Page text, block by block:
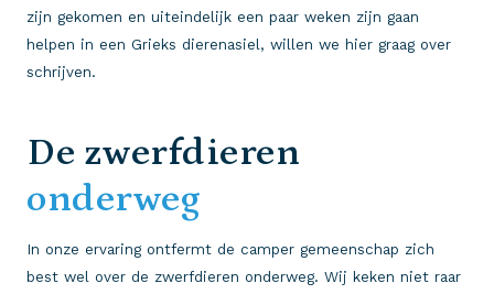
zijn gekomen en uiteindelijk een paar weken zijn gaan
helpen in een Grieks dierenasiel, willen we hier graag over
schrijven.
De zwerfdieren
onderweg
In onze ervaring ontfermt de camper gemeenschap zich
best wel over de zwerfdieren onderweg. Wij keken niet raar